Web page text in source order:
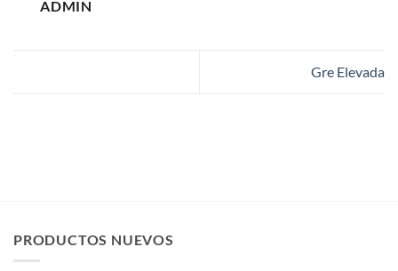
ADMIN
Gre Elevada
PRODUCTOS NUEVOS